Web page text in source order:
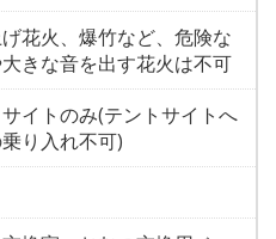
花火、爆竹など、危険な
きな音を出す花火は不可
イトのみ(テントサイトへ
り入れ不可)